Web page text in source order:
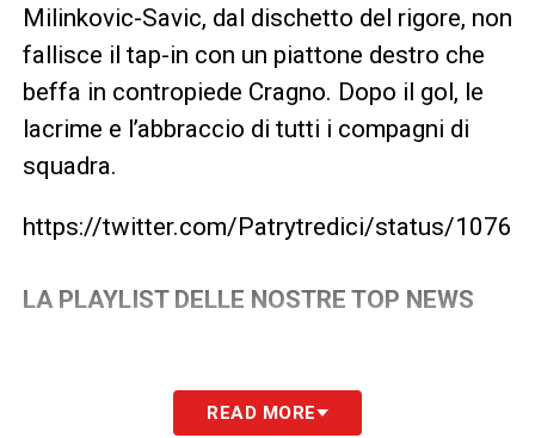
Milinkovic-Savic, dal dischetto del rigore, non
fallisce il tap-in con un piattone destro che
beffa in contropiede Cragno. Dopo il gol, le
lacrime e l’abbraccio di tutti i compagni di
squadra.
https://twitter.com/Patrytredici/status/
LA PLAYLIST DELLE NOSTRE TOP NEWS
READ MORE